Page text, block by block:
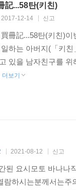
들어찬 거대한 냉
밖으로는 쓸쓸히 별
없다고 생각하는
부엌에서 숨을 거
엌에서라면 괜찮을
記...58탄(키친)
2017-12-14 신고
冊記...58탄(키친)
하는 아버지(「키
있을 남자친구를
더보기
2021-08-12 신고
된 요시모토 바나나
람하시는분께서는